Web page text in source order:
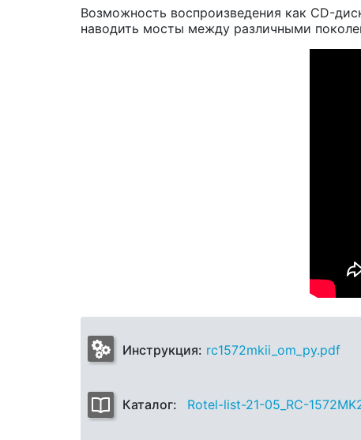
Возможность воспроизведения как CD-
наводить мосты между различными
Инструкция: rc1572mkii_om_py.pdf
Каталог: Rotel-list-21-05_RC-